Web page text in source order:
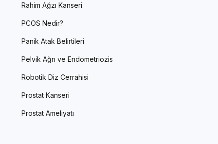
Rahim Ağzı Kanseri
PCOS Nedir?
Panik Atak Belirtileri
Pelvik Ağrı ve Endometriozis
Robotik Diz Cerrahisi
Prostat Kanseri
Prostat Ameliyatı